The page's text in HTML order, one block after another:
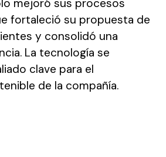
mejoró sus procesos
fortaleció su propuesta de
y consolidó una
La tecnología se
clave para el
de la compañía.